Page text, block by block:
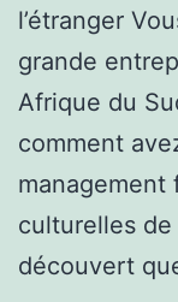
l’étranger
grande
Afrique du
comment
management
culturelles de
découvert